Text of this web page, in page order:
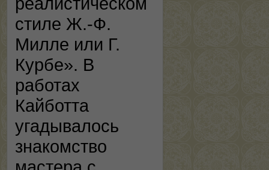
стиле Ж.-Ф.
Милле или Г.
Курбе». В
работах
Кайботта
угадывалось
знакомство